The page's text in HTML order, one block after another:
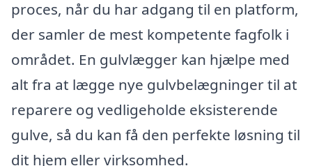
proces, når du har adgang til en platform,
der samler de mest kompetente fagfolk i
området. En gulvlægger kan hjælpe med
alt fra at lægge nye gulvbelægninger til at
reparere og vedligeholde eksisterende
gulve, så du kan få den perfekte løsning til
dit hjem eller virksomhed.